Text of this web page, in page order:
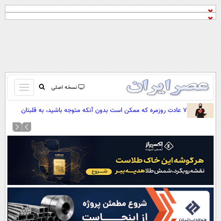
نسخه اصلی
باز
و
بسته
کردن
صفحه اول
آرشیو
نظرسنجی
آب و هوا
اوقات شرعی
سواد زندگی
۷ عادت روزمره که ممکن است بدون آنکه متوجه باشید، به قلبتان